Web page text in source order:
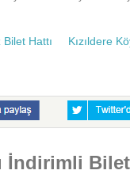
Hattı Kızıldere
İndirimli